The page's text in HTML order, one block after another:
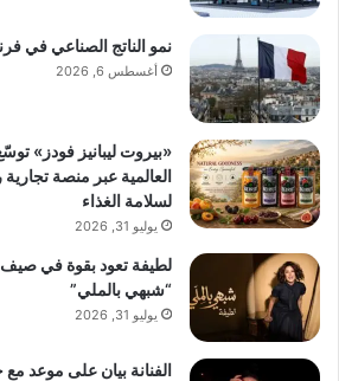
نمو الناتج الصناعي في
أغسطس 6, 2026
«بيروت ليبانيز فودز»
العالمية عبر منصة تجارية
لسلامة الغذاء
يوليو 31, 2026
“شبهي بالملي”
يوليو 31, 2026
الفنانة بيان على موعد